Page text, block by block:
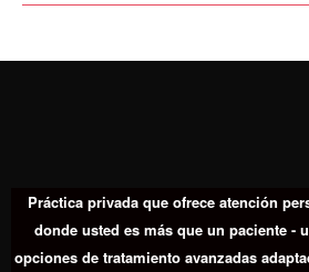
Práctica privada que ofrece atención
donde usted es más que un paciente -
opciones de tratamiento avanzadas